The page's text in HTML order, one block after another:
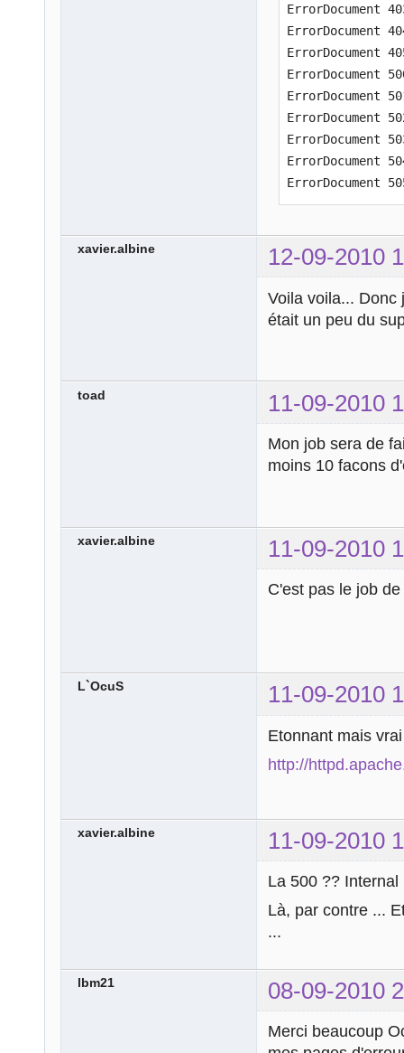
case '405' :
echo
break;
case '500'
echo 'Erreur
break;
case '501'
echo 'Le
break;
case '502':
break;
echo
'
break;
break;
case '505':
echo 'Version
break;
default:
}
?>
ErrorDocument
ErrorDocument
ErrorDocument
ErrorDocument
ErrorDocument
ErrorDocument
ErrorDocument
ErrorDocument
ErrorDocument
xavier.albine 12-09-2010
Voila voila... Donc
était un peu du
toad 11-09-2010
Mon job sera de
moins 10 facons
xavier.albine 11-09-2010
C'est pas le job
L`OcuS 11-09-2010
Etonnant mais
http://
xavier.albine 11-09-2010
La 500 ??
Là, par contre ...
...
lbm21 08-09-2010
Merci beaucoup